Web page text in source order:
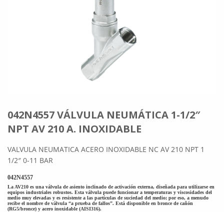
042N4557 VÁLVULA NEUMÁTICA 1-1/2″
NPT AV 210 A. INOXIDABLE
VALVULA NEUMATICA ACERO INOXIDABLE NC AV 210 NPT 1
1/2″ 0-11 BAR
042N4557
La AV210 es una válvula de asiento inclinado de activación externa, diseñada para utilizarse en
equipos industriales robustos. Esta válvula puede funcionar a temperaturas y viscosidades del
medio muy elevadas y es resistente a las partículas de suciedad del medio; por eso, a menudo
recibe el nombre de válvula “a prueba de fallos”. Está disponible en bronce de cañón
(RG5/bronce) y acero inoxidable (AISI316).